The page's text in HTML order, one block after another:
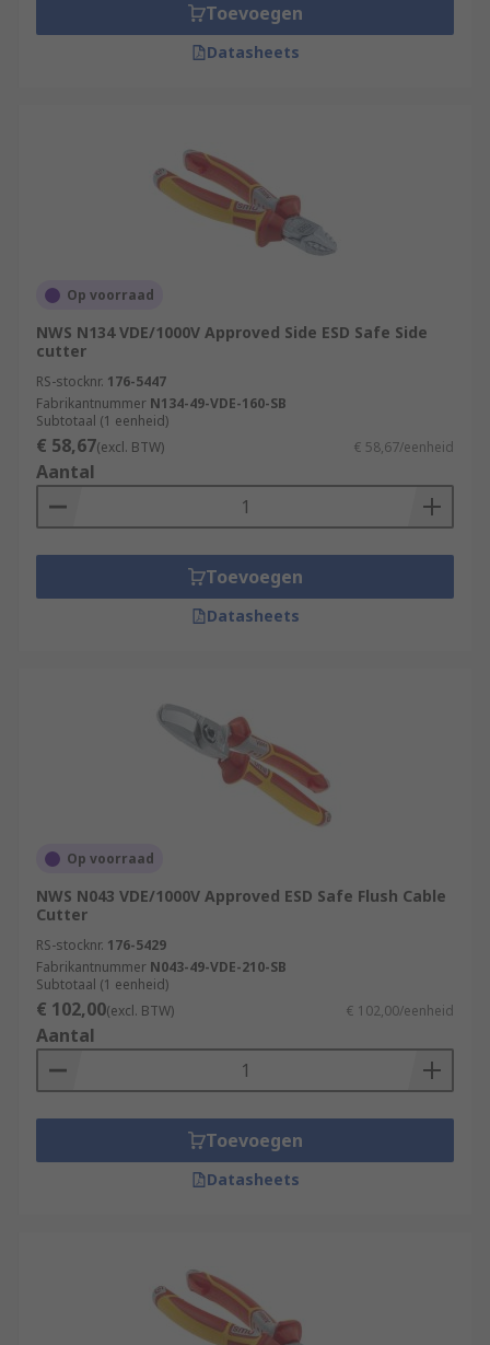
Toevoegen
Datasheets
Op voorraad
NWS N134 VDE/1000V Approved Side ESD Safe Side
cutter
RS-stocknr. 176-5447
Fabrikantnummer N134-49-VDE-160-SB
Subtotaal (1 eenheid)
€ 58,67(excl. BTW) € 58,67/eenheid
Aantal
Toevoegen
Datasheets
Op voorraad
NWS N043 VDE/1000V Approved ESD Safe Flush Cable
Cutter
RS-stocknr. 176-5429
Fabrikantnummer N043-49-VDE-210-SB
Subtotaal (1 eenheid)
€ 102,00(excl. BTW) € 102,00/eenheid
Aantal
Toevoegen
Datasheets